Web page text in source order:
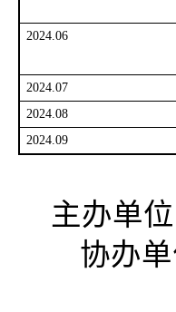
2024.06
2024.07
2024.08
2024.09
主办单位
协办单